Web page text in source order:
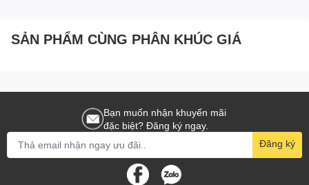
SẢN PHẨM CÙNG PHÂN KHÚC GIÁ
Bạn muốn nhận khuyến mãi
đặc biệt? Đăng ký ngay.
Đăng ký